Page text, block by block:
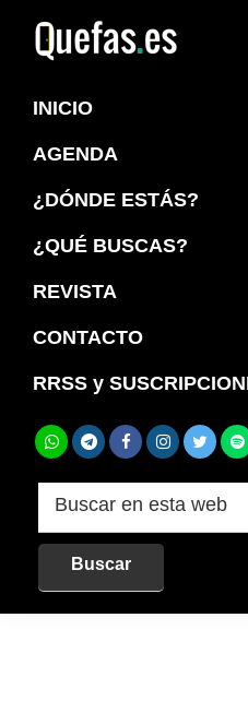
navegación
principal
principal
INICIO
AGENDA
¿DÓNDE ESTÁS?
¿QUÉ BUSCAS?
REVISTA
CONTACTO
RRSS y
Buscar
web